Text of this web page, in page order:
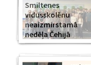
Smiltenes
vidusskolēnu
neaizmirstamā
nedēļa Čehijā